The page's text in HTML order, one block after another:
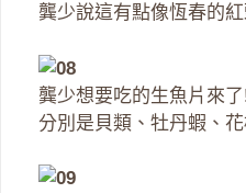
龔少說這有點像恆春的紅
龔少想要吃的生魚片來
分別是貝類、牡丹蝦、